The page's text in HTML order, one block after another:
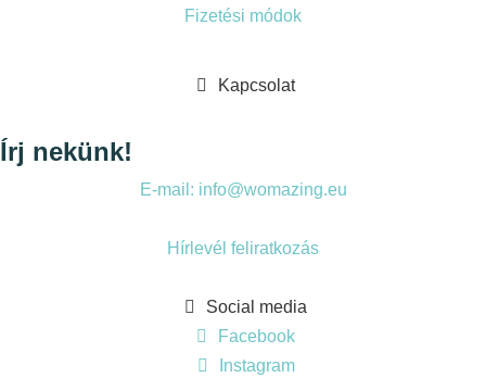
Fizetési módok
Kapcsolat
Írj nekünk!
E-mail: info@womazing.eu
Hírlevél feliratkozás
Social media
Facebook
Instagram